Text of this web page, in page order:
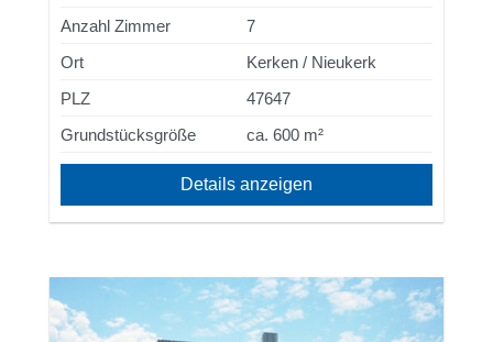
Anzahl Zimmer
7
Ort
Kerken / Nieukerk
PLZ
47647
Grundstücksgröße
ca. 600 m²
Details anzeigen